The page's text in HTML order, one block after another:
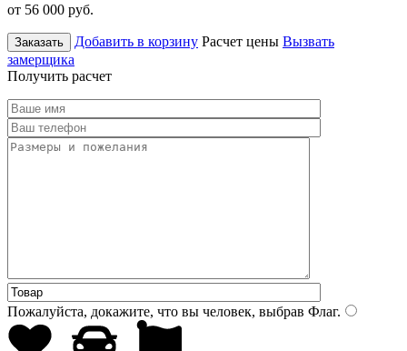
от 56 000 руб.
Заказать Добавить в корзину Расчет цены Вызвать
замерщика
Получить расчет
Пожалуйста, докажите, что вы человек, выбрав Флаг.